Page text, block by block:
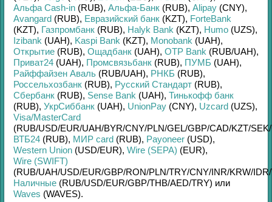
Альфа Cash-in (RUB), Альфа-Банк (RUB), Alipay (CNY),
Avangard (RUB), Евразийский банк (KZT), ForteBank
(KZT), Газпромбанк (RUB), Halyk Bank (KZT), Humo (UZS),
Izibank (UAH), Kaspi Bank (KZT), Monobank (UAH),
Открытие (RUB), Ощадбанк (UAH), OTP Bank (RUB/UAH),
Приват24 (UAH), Промсвязьбанк (RUB), ПУМБ (UAH),
Райффайзен Аваль (RUB/UAH), РНКБ (RUB),
Россельхозбанк (RUB), Русский Стандарт (RUB),
Сбербанк (RUB), Sense Bank (UAH), Тинькофф банк
(RUB), УкрСиббанк (UAH), UnionPay (CNY), Uzcard (UZS),
Visa/MasterCard
(RUB/USD/EUR/UAH/BYR/CNY/PLN/GEL/GBP/CAD/KZT/SEK/
ВТБ24 (RUB), МИР card (RUB), Payoneer (USD),
Western Union (USD/EUR), Wire (SEPA) (EUR),
Wire (SWIFT)
(RUB/UAH/USD/EUR/GBP/RON/PLN/TRY/CNY/INR/KRW/IDR/
Наличные (RUB/USD/EUR/GBP/THB/AED/TRY) или
Waves (WAVES).